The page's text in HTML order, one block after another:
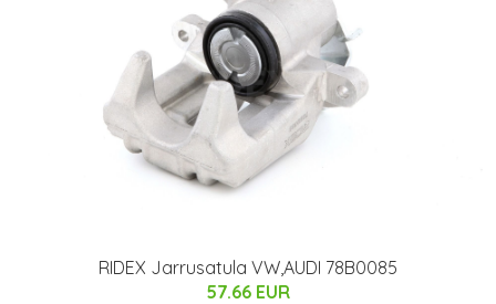
RIDEX Jarrusatula VW,AUDI 78B0085
57.66 EUR